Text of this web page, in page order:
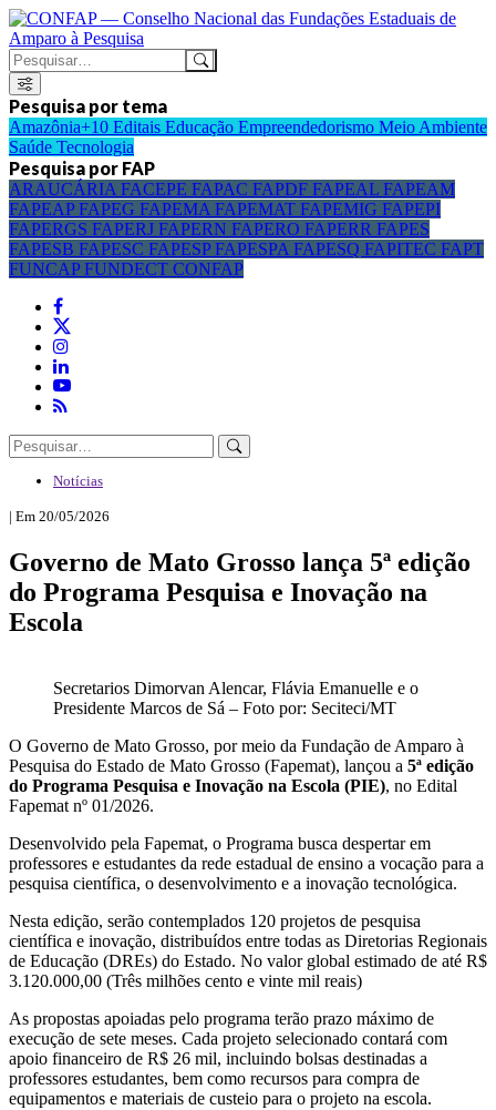
Pesquisa por tema
Amazônia+10 Editais Educação Empreendedorismo Meio Ambiente
Saúde Tecnologia
Pesquisa por FAP
ARAUCÁRIA FACEPE FAPAC FAPDF FAPEAL FAPEAM
FAPEAPFAPEG FAPEMA FAPEMAT FAPEMIG FAPEPI
FAPERGS FAPERJ FAPERN FAPERO FAPERR FAPES
FAPESB FAPESC FAPESPFAPESPA FAPESQ FAPITEC FAPT
FUNCAPFUNDECT CONFAP
Notícias
| Em 20/05/2026
Governo de Mato Grosso lança 5ª edição
do Programa Pesquisa e Inovação na
Escola
Secretarios Dimorvan Alencar, Flávia Emanuelle e o
Presidente Marcos de Sá – Foto por: Seciteci/MT
O Governo de Mato Grosso, por meio da Fundação de Amparo à
Pesquisa do Estado de Mato Grosso (Fapemat), lançou a 5ª edição
do Programa Pesquisa e Inovação na Escola (PIE), no Edital
Fapemat nº 01/2026.
Desenvolvido pela Fapemat, o Programa busca despertar em
professores e estudantes da rede estadual de ensino a vocação para a
pesquisa científica, o desenvolvimento e a inovação tecnológica.
Nesta edição, serão contemplados 120 projetos de pesquisa
científica e inovação, distribuídos entre todas as Diretorias Regionais
de Educação (DREs) do Estado. No valor global estimado de até R$
3.120.000,00 (Três milhões cento e vinte mil reais)
As propostas apoiadas pelo programa terão prazo máximo de
execução de sete meses. Cada projeto selecionado contará com
apoio financeiro de R$ 26 mil, incluindo bolsas destinadas a
professores estudantes, bem como recursos para compra de
equipamentos e materiais de custeio para o projeto na escola.